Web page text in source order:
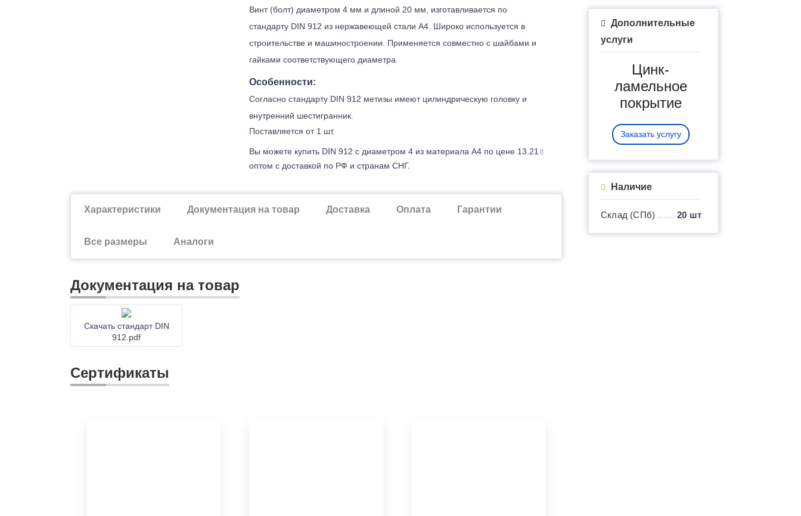
Винт (болт) диаметром 4 мм и длиной 20 мм, изготавливается по
стандарту DIN 912 из нержавеющей стали А4. Широко используется в
строительстве и машиностроении. Применяется совместно с шайбами и
гайками соответствующего диаметра.
Особенности:
Согласно стандарту DIN 912 метизы имеют цилиндрическую головку и
внутренний шестигранник.
Поставляется от 1 шт.
Вы можете купить DIN 912 с диаметром 4 из материала А4 по цене 13.21
оптом с доставкой по РФ и странам СНГ.
Характеристики Документация на товар Доставка Оплата Гарантии
Все размеры Аналоги
Документация на товар
Скачать стандарт DIN
912.pdf
Сертификаты
Дополнительные
услуги
Цинк-
ламельное
покрытие
Заказать услугу
Наличие
Склад (СПб) 20 шт